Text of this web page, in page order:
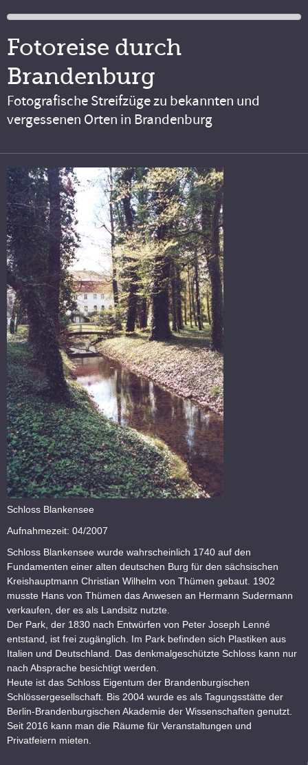
Fotoreise durch
Brandenburg
Fotografische Streifzüge zu bekannten und
vergessenen Orten in Brandenburg
Schloss Blankensee
Aufnahmezeit: 04/2007
Schloss Blankensee wurde wahrscheinlich 1740 auf den
Fundamenten einer alten deutschen Burg für den sächsischen
Kreishauptmann Christian Wilhelm von Thümen gebaut. 1902
musste Hans von Thümen das Anwesen an Hermann Sudermann
verkaufen, der es als Landsitz nutzte.
Der Park, der 1830 nach Entwürfen von Peter Joseph Lenné
entstand, ist frei zugänglich. Im Park befinden sich Plastiken aus
Italien und Deutschland. Das denkmalgeschützte Schloss kann nur
nach Absprache besichtigt werden.
Heute ist das Schloss Eigentum der Brandenburgischen
Schlössergesellschaft. Bis 2004 wurde es als Tagungsstätte der
Berlin-Brandenburgischen Akademie der Wissenschaften genutzt.
Seit 2016 kann man die Räume für Veranstaltungen und
Privatfeiern mieten.